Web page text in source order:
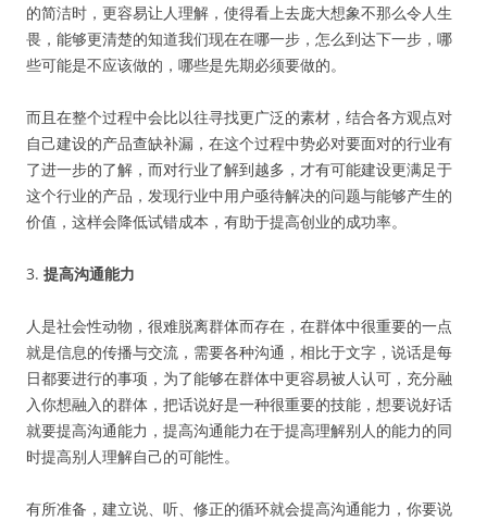
的简洁时，更容易让人理解，使得看上去庞大想象不那么令人生
畏，能够更清楚的知道我们现在在哪一步，怎么到达下一步，哪
些可能是不应该做的，哪些是先期必须要做的。
而且在整个过程中会比以往寻找更广泛的素材，结合各方观点对
自己建设的产品查缺补漏，在这个过程中势必对要面对的行业有
了进一步的了解，而对行业了解到越多，才有可能建设更满足于
这个行业的产品，发现行业中用户亟待解决的问题与能够产生的
价值，这样会降低试错成本，有助于提高创业的成功率。
3. 提高沟通能力
人是社会性动物，很难脱离群体而存在，在群体中很重要的一点
就是信息的传播与交流，需要各种沟通，相比于文字，说话是每
日都要进行的事项，为了能够在群体中更容易被人认可，充分融
入你想融入的群体，把话说好是一种很重要的技能，想要说好话
就要提高沟通能力，提高沟通能力在于提高理解别人的能力的同
时提高别人理解自己的可能性。
有所准备，建立说、听、修正的循环就会提高沟通能力，你要说